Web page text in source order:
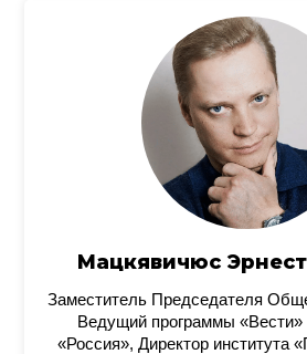
Мацкявичюс
Заместитель Председателя
Ведущий программы «Вести»
«Россия», Директор института